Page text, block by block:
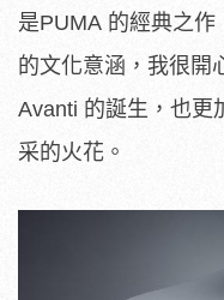
是PUMA 的經典之
的文化意涵， 我很開
Avanti 的誕生，也更
采的火花。